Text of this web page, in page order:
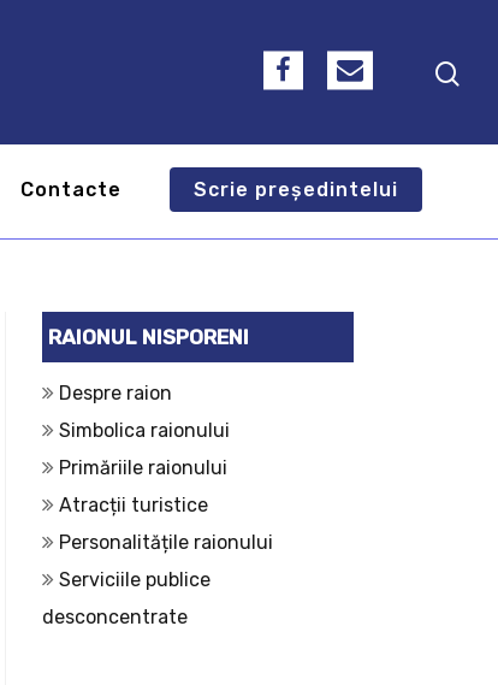
Contacte Scrie președintelui
RAIONUL NISPORENI
Despre raion
Simbolica raionului
Primăriile raionului
Atracții turistice
Personalitățile raionului
Serviciile publice
desconcentrate